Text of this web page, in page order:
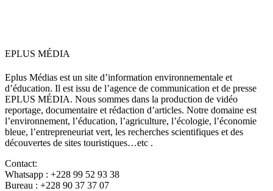
EPLUS MÉDIA
Eplus Médias est un site d’information environnementale et
d’éducation. Il est issu de l’agence de communication et de presse
EPLUS MÉDIA. Nous sommes dans la production de vidéo
reportage, documentaire et rédaction d’articles. Notre domaine est
l’environnement, l’éducation, l’agriculture, l’écologie, l’économie
bleue, l’entrepreneuriat vert, les recherches scientifiques et des
découvertes de sites touristiques…etc .
Contact:
Whatsapp : +228 99 52 93 38
Bureau : +228 90 37 37 07